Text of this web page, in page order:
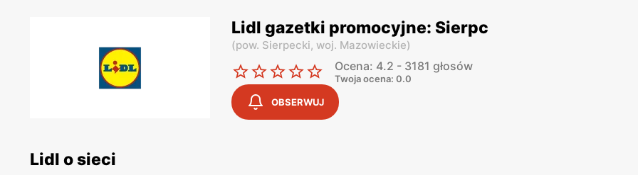
Lidl gazetki promocyjne: Sierpc
(pow. Sierpecki, woj. Mazowieckie)
Ocena: 4.2 - 3181 głosów
Twoja ocena: 0.0
OBSERWUJ
Lidl o sieci